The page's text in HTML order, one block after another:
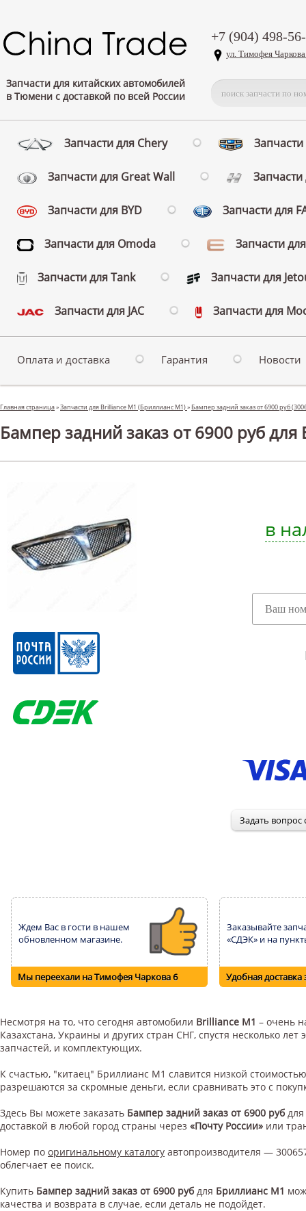
Запчасти для китайских автомобилей
в Тюмени с доставкой по всей России
+7 (904) 498-
ул. Тимофея
Запчасти для Chery
Запчасти для Great Wall
Запчасти для BYD Запчасти для
Запчасти для Omoda Запчасти
Запчасти для Tank Запчасти для
Запчасти для JAC Запчасти для
Оплата и доставка Гарантия Новости
Главная страница»Запчасти для Brilliance M1 (Бриллианс М1)» Бампер задний заказ от 6900 руб
Бампер задний заказ от 6900 руб
в
Ждем Вас в гости в нашем
обновленном магазине.
Мы переехали на Тимофея Чаркова 6
Заказывайте
«СДЭК» и на
Удобная доставка
Несмотря на то, что сегодня автомобили Brilliance M1 – очень
Казахстана, Украины и других стран СНГ, спустя несколько
запчастей, и комплектующих.
К счастью, "китаец" Бриллианс М1 славится низкой
разрешаются за скромные деньги, если сравнивать это с
Здесь Вы можете заказать Бампер задний заказ от 6900 руб для
доставкой в любой город страны через «Почту России» или
Номер по оригинальному каталогу автопроизводителя —
облегчает ее поиск.
Купить Бампер задний заказ от 6900 руб для Бриллианс М1
качества и возврата в случае, если деталь не подойдет.